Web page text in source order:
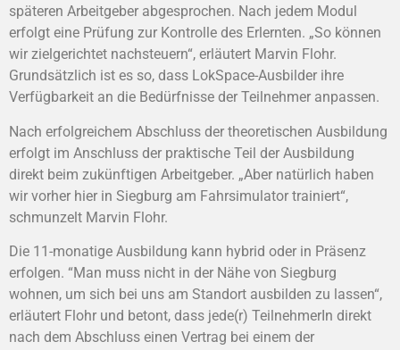
späteren Arbeitgeber abgesprochen. Nach jedem Modul
erfolgt eine Prüfung zur Kontrolle des Erlernten. „So können
wir zielgerichtet nachsteuern“, erläutert Marvin Flohr.
Grundsätzlich ist es so, dass LokSpace-Ausbilder ihre
Verfügbarkeit an die Bedürfnisse der Teilnehmer anpassen.
Nach erfolgreichem Abschluss der theoretischen Ausbildung
erfolgt im Anschluss der praktische Teil der Ausbildung
direkt beim zukünftigen Arbeitgeber. „Aber natürlich haben
wir vorher hier in Siegburg am Fahrsimulator trainiert“,
schmunzelt Marvin Flohr.
Die 11-monatige Ausbildung kann hybrid oder in Präsenz
erfolgen. “Man muss nicht in der Nähe von Siegburg
wohnen, um sich bei uns am Standort ausbilden zu lassen“,
erläutert Flohr und betont, dass jede(r) TeilnehmerIn direkt
nach dem Abschluss einen Vertrag bei einem der